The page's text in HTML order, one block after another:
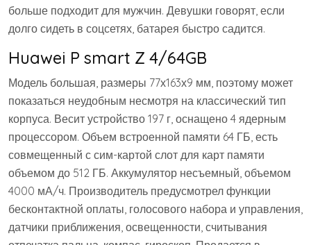
больше подходит для мужчин. Девушки говорят, если
долго сидеть в соцсетях, батарея быстро садится.
Huawei P smart Z 4/64GB
Модель большая, размеры 77х163х9 мм, поэтому может
показаться неудобным несмотря на классический тип
корпуса. Весит устройство 197 г, оснащено 4 ядерным
процессором. Объем встроенной памяти 64 ГБ, есть
совмещенный с сим-картой слот для карт памяти
объемом до 512 ГБ. Аккумулятор несъемный, объемом
4000 мА/ч. Производитель предусмотрел функции
бесконтактной оплаты, голосового набора и управления,
датчики приближения, освещенности, считывания